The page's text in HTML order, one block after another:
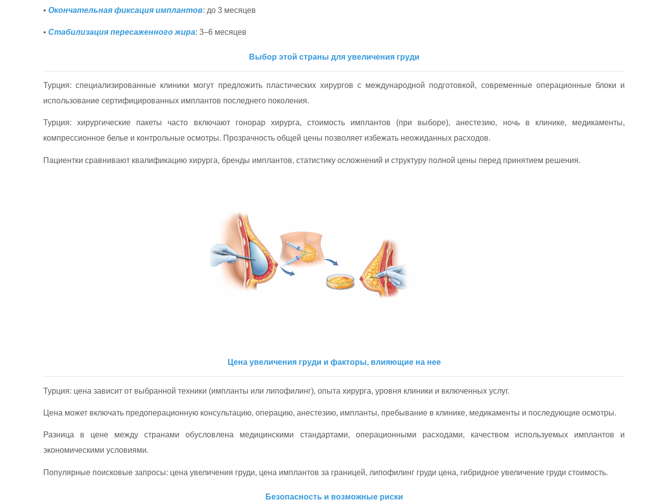
• Окончательная фиксация имплантов: до 3 месяцев
• Стабилизация пересаженного жира: 3–6 месяцев
Выбор этой страны для увеличения груди
Турция: специализированные клиники могут предложить пластических хирургов с международной подготовкой, современные операционные блоки и
использование сертифицированных имплантов последнего поколения.
Турция: хирургические пакеты часто включают гонорар хирурга, стоимость имплантов (при выборе), анестезию, ночь в клинике, медикаменты,
компрессионное белье и контрольные осмотры. Прозрачность общей цены позволяет избежать неожиданных расходов.
Пациентки сравнивают квалификацию хирурга, бренды имплантов, статистику осложнений и структуру полной цены перед принятием решения.
Цена увеличения груди и факторы, влияющие на нее
Турция: цена зависит от выбранной техники (импланты или липофилинг), опыта хирурга, уровня клиники и включенных услуг.
Цена может включать предоперационную консультацию, операцию, анестезию, импланты, пребывание в клинике, медикаменты и последующие осмотры.
Разница в цене между странами обусловлена медицинскими стандартами, операционными расходами, качеством используемых имплантов и
экономическими условиями.
Популярные поисковые запросы: цена увеличения груди, цена имплантов за границей, липофилинг груди цена, гибридное увеличение груди стоимость.
Безопасность и возможные риски